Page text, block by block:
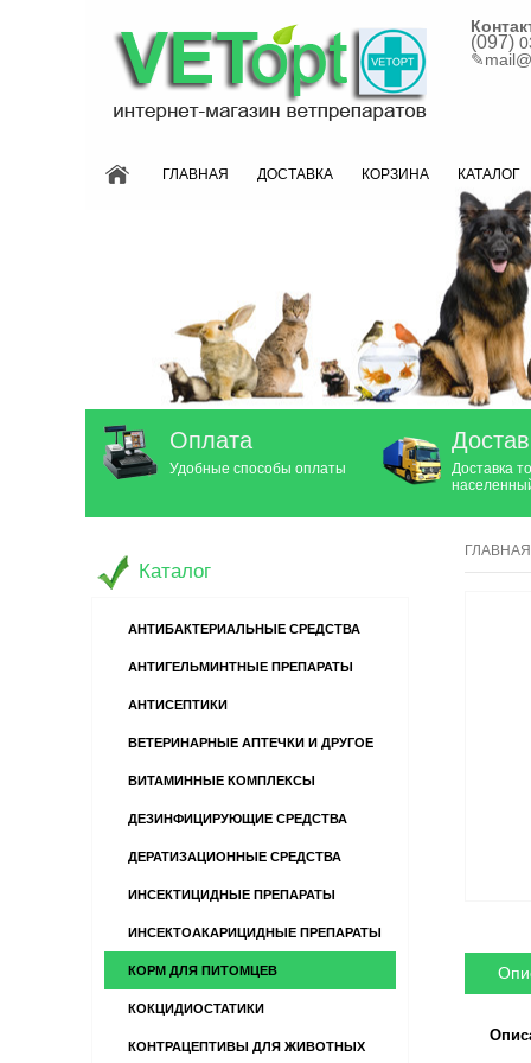
(097)
✎
ГЛАВНАЯ ДОСТАВКА КОРЗИНА КАТАЛОГ
Оплата
Удобные способы оплаты
Доставка
ГЛАВНАЯ
Каталог
АНТИБАКТЕРИАЛЬНЫЕ СРЕДСТВА
АНТИГЕЛЬМИНТНЫЕ ПРЕПАРАТЫ
АНТИСЕПТИКИ
ВЕТЕРИНАРНЫЕ АПТЕЧКИ И ДРУГОЕ
ВИТАМИННЫЕ КОМПЛЕКСЫ
ДЕЗИНФИЦИРУЮЩИЕ СРЕДСТВА
ДЕРАТИЗАЦИОННЫЕ СРЕДСТВА
ИНСЕКТИЦИДНЫЕ ПРЕПАРАТЫ
ИНСЕКТОАКАРИЦИДНЫЕ ПРЕПАРАТЫ
КОРМ ДЛЯ ПИТОМЦЕВ
КОКЦИДИОСТАТИКИ
КОНТРАЦЕПТИВЫ ДЛЯ ЖИВОТНЫХ